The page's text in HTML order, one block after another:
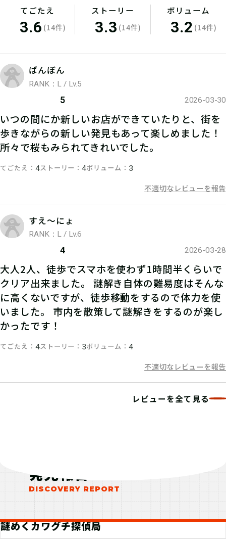
てごたえ
3.6 (14件)
ストーリー
3.3 (14件)
ボリューム
3.2 (14件)
ばんぼん
RANK：L / Lv.5
5 2026-03-30
いつの間にか新しいお店ができていたりと、街を
歩きながらの新しい発見もあって楽しめました！
所々で桜もみられてきれいでした。
てごたえ 4ストーリー 4ボリューム 3
不適切なレビューを報告
すえ〜にょ
RANK：L / Lv.6
4 2026-03-28
大人2人、徒歩でスマホを使わず1時間半くらいで
クリア出来ました。 謎解き自体の難易度はそんな
に高くないですが、徒歩移動をするので体力を使
いました。 市内を散策して謎解きをするのが楽し
かったです！
てごたえ 4ストーリー 3ボリューム 4
不適切なレビューを報告
レビューを全て見る
発見報告
謎めくカワグチ探偵局